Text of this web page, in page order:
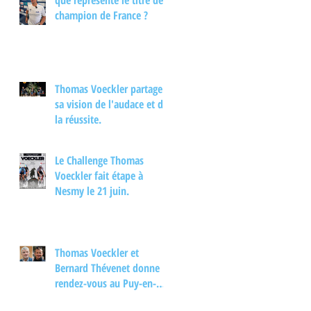
interview.
champion de France ?
Thomas Voeckler partage
sa vision de l'audace et de
la réussite.
Le Challenge Thomas
Voeckler fait étape à
Nesmy le 21 juin.
Thomas Voeckler et
Bernard Thévenet donne
rendez-vous au Puy-en-